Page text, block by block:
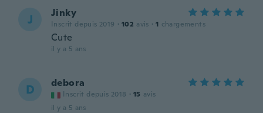
J Jinky
Inscrit depuis 2019 · 102 avis · 1 chargements
Cute
il y a 5 ans
D debora
Inscrit depuis 2018 · 15 avis
il y a 5 ans